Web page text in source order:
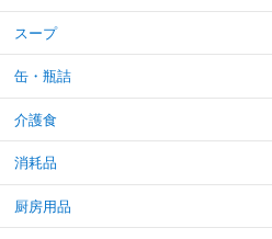
スープ
缶・瓶詰
介護食
消耗品
厨房用品